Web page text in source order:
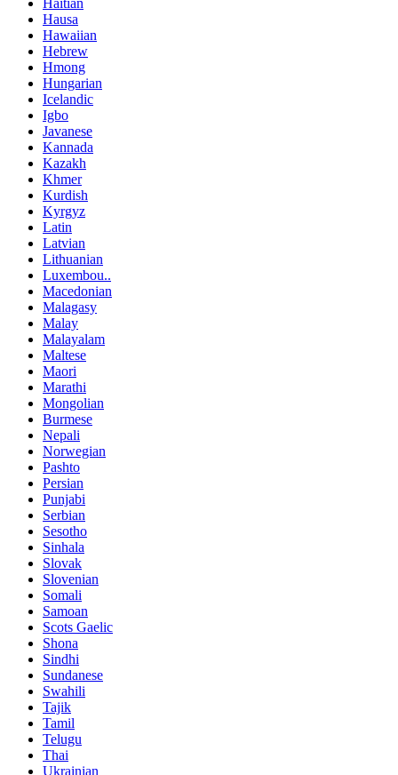
Hausa
Hawaiian
Hebrew
Hmong
Hungarian
Icelandic
Igbo
Javanese
Kannada
Kazakh
Khmer
Kurdish
Kyrgyz
Latin
Latvian
Lithuanian
Luxembou..
Macedonian
Malagasy
Malay
Malayalam
Maltese
Maori
Marathi
Mongolian
Burmese
Nepali
Norwegian
Pashto
Persian
Punjabi
Serbian
Sesotho
Sinhala
Slovak
Slovenian
Somali
Samoan
Scots Gaelic
Shona
Sindhi
Sundanese
Swahili
Tajik
Tamil
Telugu
Thai
Ukrainian